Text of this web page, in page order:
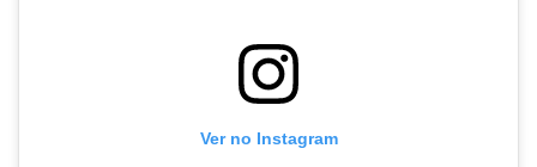
Ver no Instagram